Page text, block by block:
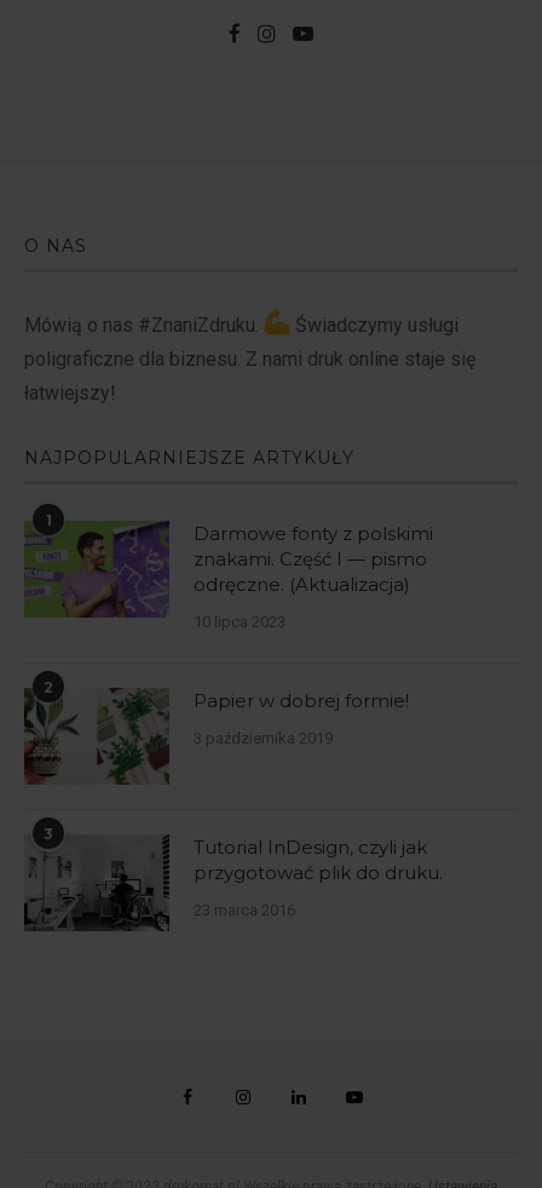
O NAS
Mówią o nas #ZnaniZdruku.
Świadczymy usługi
poligraficzne dla biznesu. Z nami druk online staje się
łatwiejszy!
NAJPOPULARNIEJSZE ARTYKUŁY
1
Darmowe fonty z polskimi
znakami. Część I — pismo
odręczne. (Aktualizacja)
10 lipca 2023
2
Papier w dobrej formie!
3 października 2019
3
Tutorial InDesign, czyli jak
przygotować plik do druku.
23 marca 2016